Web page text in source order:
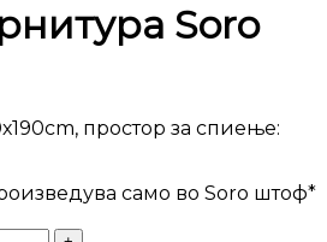
Soro
простор за спиење:
само во Soro штоф*